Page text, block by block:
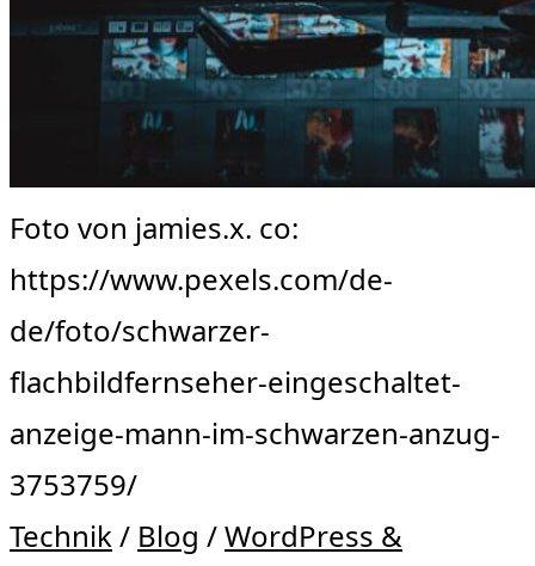
Foto von jamies.x. co:
https://www.pexels.com/de-
de/foto/schwarzer-
flachbildfernseher-eingeschaltet-
anzeige-mann-im-schwarzen-anzug-
3753759/
Technik/ Blog /WordPress &